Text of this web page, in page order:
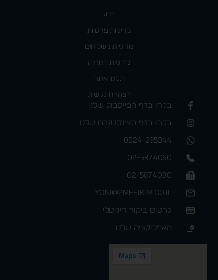
בלוג
מדיניות פרטיות
מדיניות משלוחים
מדיניות החזרה
תקנון אתר
הצהרת נגישות
בקרו בדף הפייסבוק שלנו
בקרו בדף האינסטגרם שלנו
0524-295344
02-5874060
02-5874080
yoni@2mefikim.co.il
כרטיס ביקור דיגיטלי
האפליקציה שלנו